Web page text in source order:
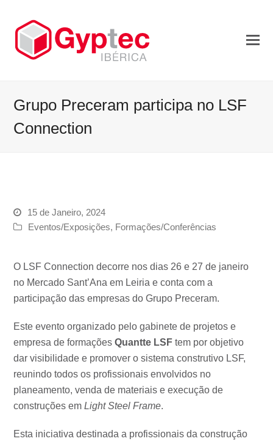
Grupo Preceram participa no LSF
Connection
15 de Janeiro, 2024
Eventos/Exposições, Formações/Conferências
O LSF Connection decorre nos dias 26 e 27 de janeiro
no Mercado Sant’Ana em Leiria e conta com a
participação das empresas do Grupo Preceram.
Este evento organizado pelo gabinete de projetos e
empresa de formaçõesQuantte LSF tem por objetivo
dar visibilidade e promover o sistema construtivo LSF,
reunindo todos os profissionais envolvidos no
planeamento, venda de materiais e execução de
construções emLight Steel Frame.
Esta iniciativa destinada a profissionais da construção